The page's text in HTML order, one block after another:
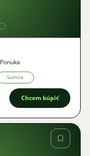
Ponuka
Samice
Chcem kúpiť